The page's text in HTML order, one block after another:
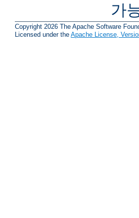
가
Copyright 2026 The Apache Software
Licensed under the Apache License,